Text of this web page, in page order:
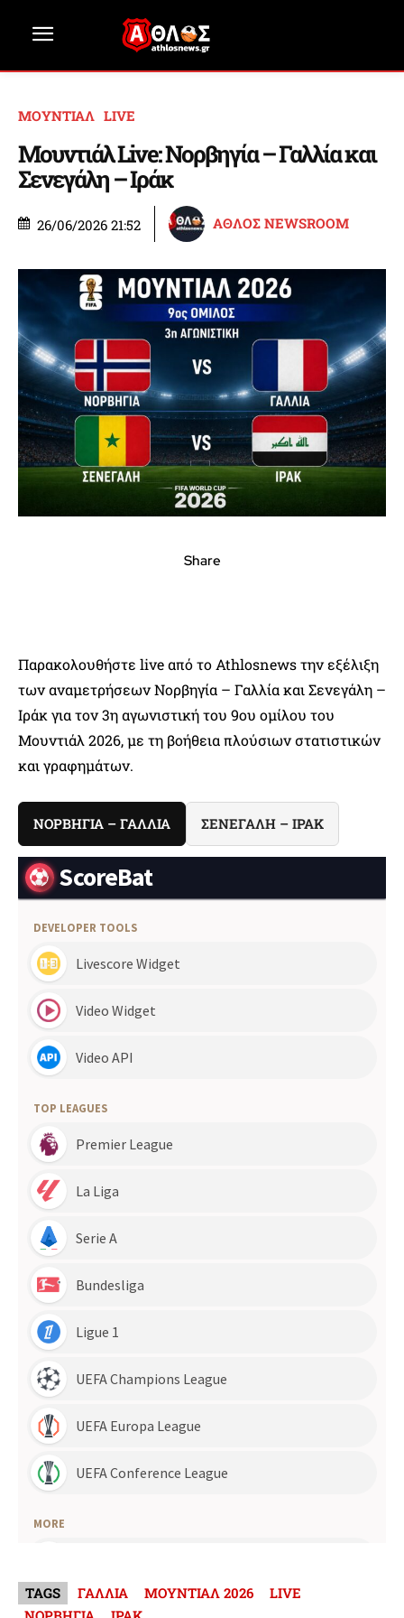
ΜΟΥΝΤΙΑΛ LIVE
Μουντιάλ Live: Νορβηγία – Γαλλία και
Σενεγάλη – Ιράκ
26/06/2026 21:52 ΑΘΛΟΣ NEWSROOM
Share
Παρακολουθήστε live από το Athlosnews την εξέλιξη
των αναμετρήσεων Νορβηγία – Γαλλία και Σενεγάλη –
Ιράκ για τον 3η αγωνιστική του 9ου ομίλου του
Μουντιάλ 2026, με τη βοήθεια πλούσιων στατιστικών
και γραφημάτων.
ΝΟΡΒΗΓΙΑ – ΓΑΛΛΙΑ ΣΕΝΕΓΑΛΗ – ΙΡΑΚ
TAGS ΓΑΛΛΙΑ ΜΟΥΝΤΙΑΛ 2026
LIVE